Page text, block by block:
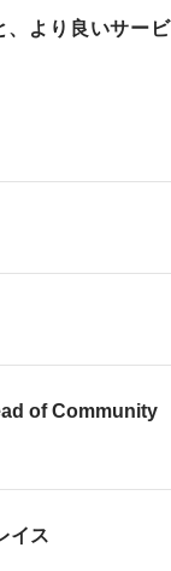
より良いサー
of Community
イス